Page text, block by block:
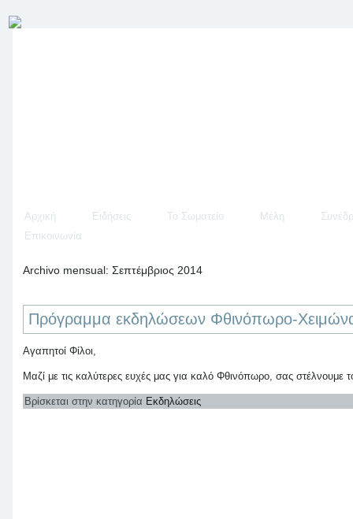
Αρχική Ειδήσεις Το Σωματείο Μέλη
Επικοινωνία
Archivo mensual: Σεπτέμβριος 2014
Πρόγραμμα εκδηλώσεων Φθινόπωρο-
Αγαπητοί Φίλοι,
Μαζί με τις καλύτερες ευχές μας για καλό Φθινόπωρο, σας στέλνουμε
Βρίσκεται στην κατηγορία Εκδηλώσεις